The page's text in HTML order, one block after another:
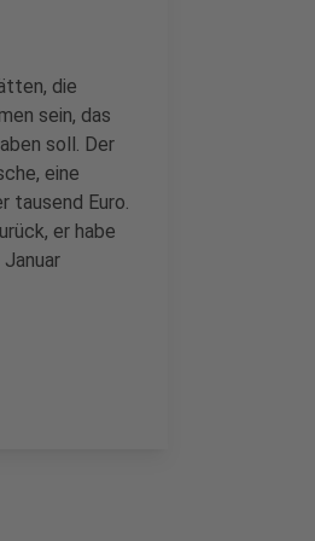
die
sein, das
soll. Der
eine
tausend Euro.
er habe